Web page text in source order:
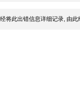
将此出错信息详细记录, 由